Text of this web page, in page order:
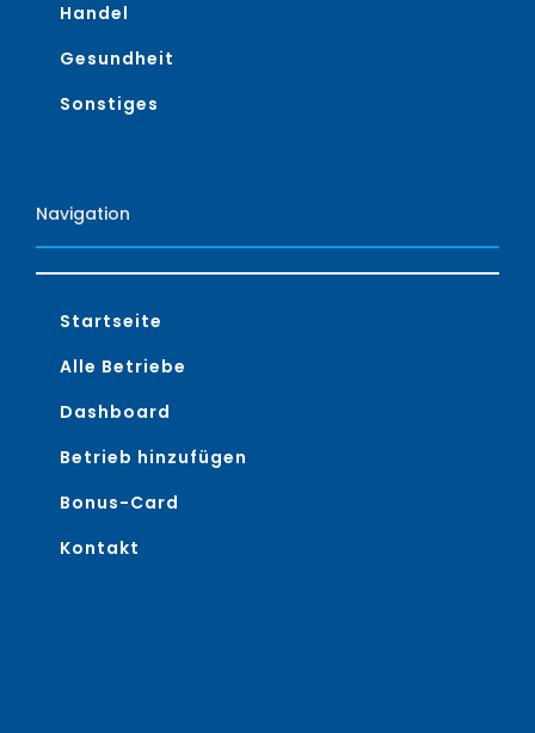
Handel
Gesundheit
Sonstiges
Navigation
Startseite
Alle Betriebe
Dashboard
Betrieb hinzufügen
Bonus-Card
Kontakt